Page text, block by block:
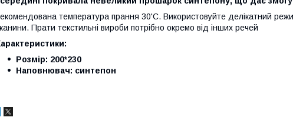
температура прання 30'С. Використовуйте делікатний
Прати текстильні вироби потрібно окремо від інших речей
Розмір: 200*230
Наповнювач: синтепон